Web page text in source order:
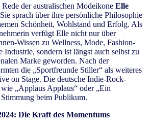
der australischen Modeikone Elle
sprach über ihre persönliche Philosophie
Schönheit, Wohlstand und Erfolg. Als
verfügt Elle nicht nur über
Wissen zu Wellness, Mode, Fashion-
Industrie, sondern ist längst auch selbst zu
Marke geworden. Nach der
die „Sportfreunde Stiller“ als weiteres
on Stage. Die deutsche Indie-Rock-
„Applaus Applaus“ oder „Ein
beim Publikum.
Die Kraft des Momentums